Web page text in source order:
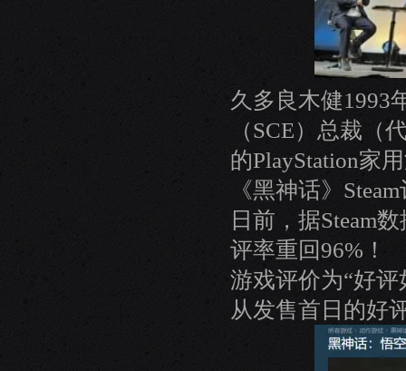
久多良木健1993
（SCE）总裁（
的PlayStation家
《黑神话》
日前，据Steam
评率重回96%！
游戏评价为“好
从发售首日的好